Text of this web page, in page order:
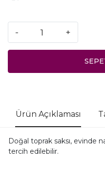
- +
Ürün Açıklaması
Doğal toprak saksı, evinde
tercih edilebilir.